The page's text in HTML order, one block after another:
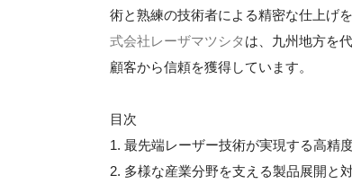
術と熟練の技術者による精密な仕上げ
式会社レーザマツシタ は、九州地方を
顧客から信頼を獲得しています。
目次
1. 最先端レーザー技術が実現する高精
2. 多様な産業分野を支える製品展開と